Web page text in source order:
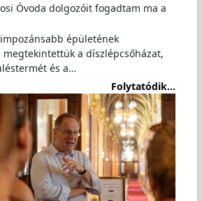
Óvoda dolgozóit fogadtam ma a
épületének
a díszlépcsőházat,
és a…
Folytatódik...